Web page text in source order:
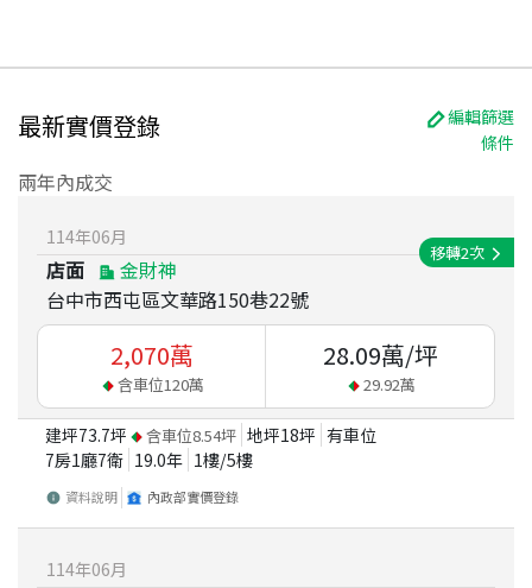
最新實價登錄
編輯篩選
條件
兩年內成交
114年06月
店面
金財神
台中市西屯區文華路150巷22號
移轉2次
2,070萬
含車位120萬
28.09萬/坪
29.92萬
建坪73.7坪 含車位8.54坪 地坪18坪 有車位
7房1廳7衛 19.0年 1樓/5樓
資料說明 內政部實價登錄
114年06月